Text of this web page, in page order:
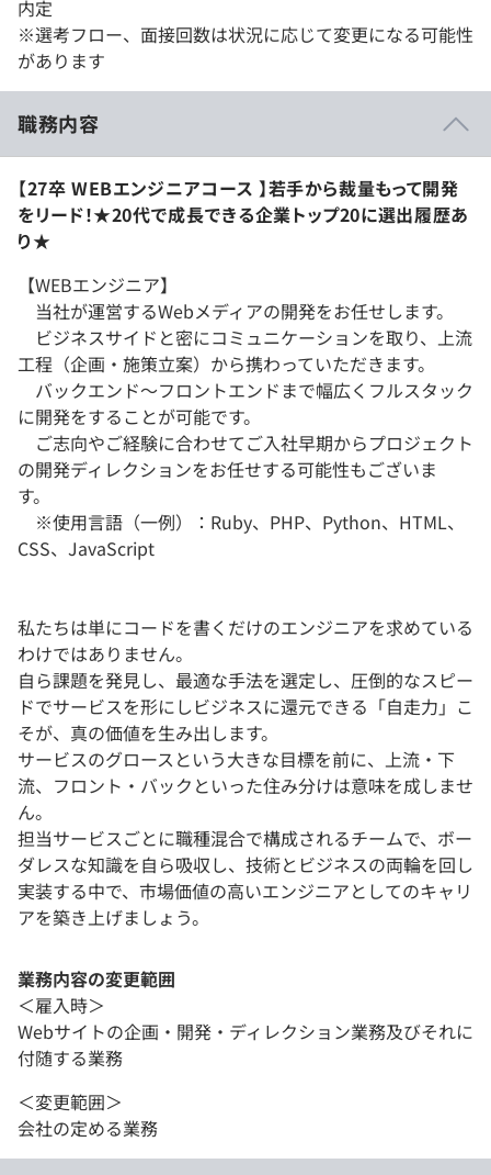
内定
※選考フロー、面接回数は状況に応じて変更になる可能性
があります
職務内容
【27卒 WEBエンジニアコース 】若手から裁量もって開発
をリード！★20代で成長できる企業トップ20に選出履歴あ
り★
【WEBエンジニア】
当社が運営するWebメディアの開発をお任せします。
ビジネスサイドと密にコミュニケーションを取り、上流
工程（企画・施策立案）から携わっていただきます。
バックエンド～フロントエンドまで幅広くフルスタック
に開発をすることが可能です。
ご志向やご経験に合わせてご入社早期からプロジェクト
の開発ディレクションをお任せする可能性もございま
す。
※使用言語（一例）：Ruby、PHP、Python、HTML、
CSS、JavaScript
私たちは単にコードを書くだけのエンジニアを求めている
わけではありません。
自ら課題を発見し、最適な手法を選定し、圧倒的なスピー
ドでサービスを形にしビジネスに還元できる「自走力」こ
そが、真の価値を生み出します。
サービスのグロースという大きな目標を前に、上流・下
流、フロント・バックといった住み分けは意味を成しませ
ん。
担当サービスごとに職種混合で構成されるチームで、ボー
ダレスな知識を自ら吸収し、技術とビジネスの両輪を回し
実装する中で、市場価値の高いエンジニアとしてのキャリ
アを築き上げましょう。
業務内容の変更範囲
＜雇入時＞
Webサイトの企画・開発・ディレクション業務及びそれに
付随する業務
＜変更範囲＞
会社の定める業務